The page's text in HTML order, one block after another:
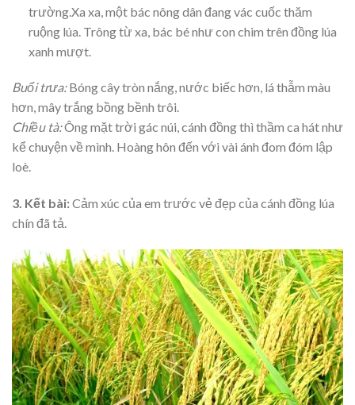
trường.Xa xa, một bác nông dân đang vác cuốc thăm
ruộng lúa. Trông từ xa, bác bé như con chim trên đồng lúa
xanh mượt.
Buổi trưa:Bóng cây tròn nắng, nước biếc hơn, lá thẫm màu
hơn, mây trắng bồng bềnh trôi.
Chiều tà:Ông mặt trời gác núi, cánh đồng thì thầm ca hát như
kể chuyện về mình. Hoàng hôn đến với vài ánh đom đóm lập
loè.
3. Kết bài:Cảm xúc của em trước vẻ đẹp của cánh đồng lúa
chín đã tả.